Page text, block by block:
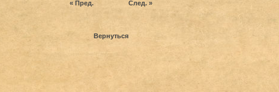
« Пред. След. »
Вернуться